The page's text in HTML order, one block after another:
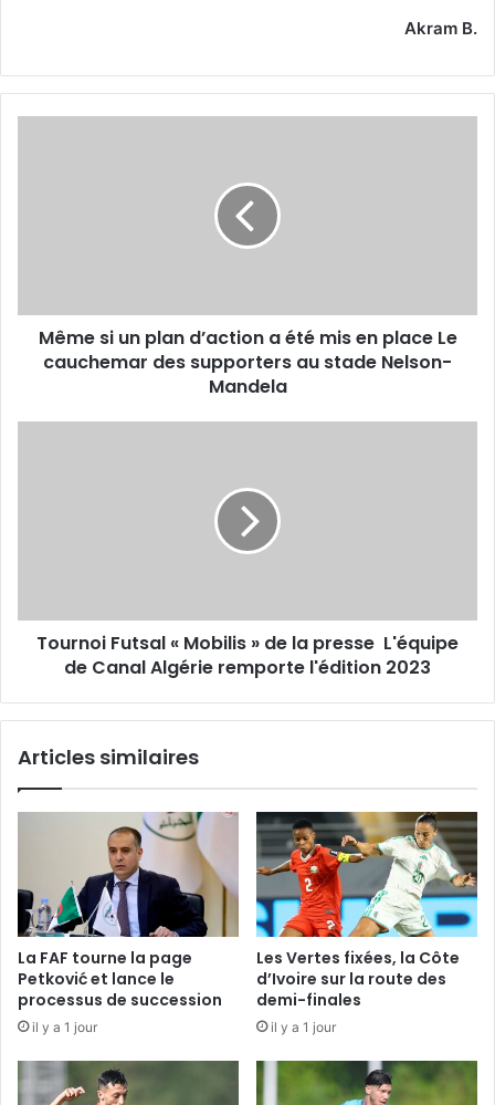
Akram B.
en
placeMême si un plan d’action a été mis en place Le
cauchemar des supporters au stade Nelson-
Mandela
L'équipe
2023
Tournoi Futsal « Mobilis » de la presse L'équipe
de Canal Algérie remporte l'édition 2023
Articles similaires
La FAF tourne la page
Petković et lance le
processus de succession
il y a 1 jour
Les Vertes fixées, la Côte
d’Ivoire sur la route des
demi-finales
il y a 1 jour